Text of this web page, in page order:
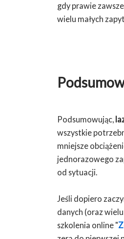
gdy prawie
wielu małych
Podsumowując,
wszystkie
mniejsze
jednorazowego
od sytuacji.
Jeśli dopiero
danych (oraz
szkolenia online "